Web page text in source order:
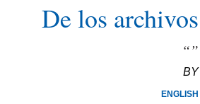
De los archivos
“”
BY
ENGLISH